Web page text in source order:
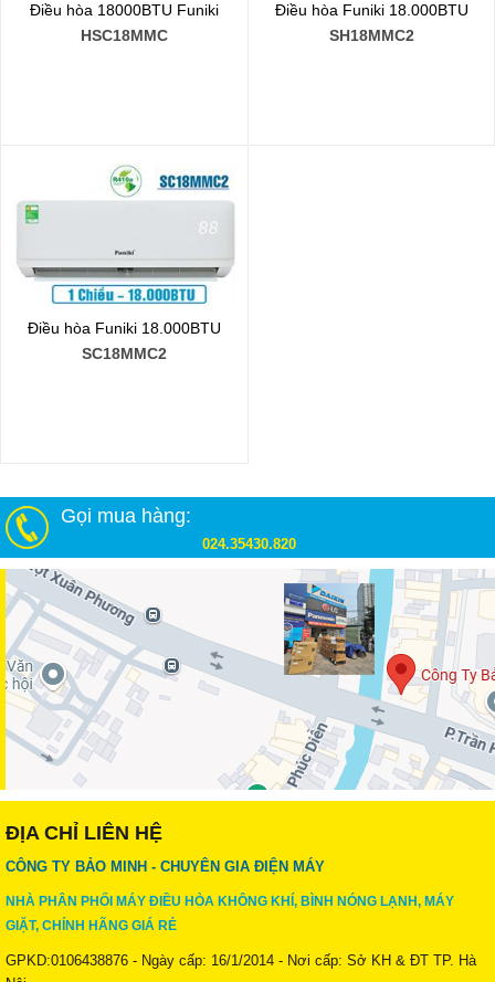
Điều hòa 18000BTU Funiki
HSC18MMC
Điều hòa Funiki 18.000BTU
SH18MMC2
Điều hòa Funiki 18.000BTU
SC18MMC2
Gọi mua hàng:
024.35430.820
ĐỊA CHỈ LIÊN HỆ
CÔNG TY BẢO MINH - CHUYÊN GIA ĐIỆN MÁY
NHÀ PHÂN PHỐI MÁY ĐIỀU HÒA KHÔNG KHÍ, BÌNH NÓNG LẠNH, MÁY
GIẶT, CHÍNH HÃNG GIÁ RẺ
GPKD:0106438876 - Ngày cấp: 16/1/2014 - Nơi cấp: Sở KH & ĐT TP. Hà